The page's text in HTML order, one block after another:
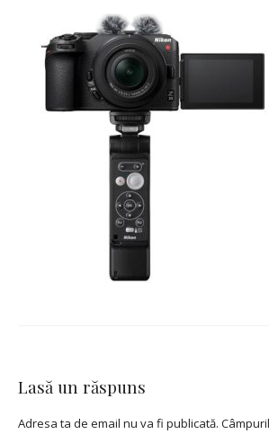
Lasă un răspuns
Adresa ta de email nu va fi publicată.